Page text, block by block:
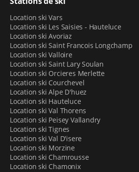
plusieurs catégories de
niveau et vos exigences ;
dessnowboards pour
snowboardeurs confirmés ;
desmini skis;
desraquettes à neige
L’offre permet ainsi à tous les
plaisir sur les montagnes enneigées
Saint-Sauveur.
PROFITEZ DE TOUS LES
LOCATION EN LIGNE CHEZ
SKI SERVICE
Location ski Vars
Location ski Les Saisies - Hauteluce
Location ski Avoriaz
Location ski Saint Francois Longchamp
Location ski Valloire
Location ski Saint Lary Soulan
Location ski Orcieres Merlette
Location ski Courchevel
Location ski Alpe D'huez
Location ski Hauteluce
Location ski Val Thorens
Location ski Peisey Vallandry
Location ski Tignes
Location ski Val D'isere
Location ski Morzine
Location ski Chamrousse
Location ski Chamonix